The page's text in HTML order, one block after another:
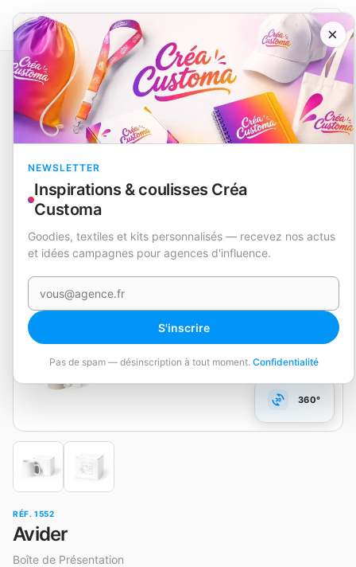
×
NEWSLETTER
Inspirations & coulisses Créa
Customa
Goodies, textiles et kits personnalisés — recevez nos actus
et idées campagnes pour agences d'influence.
Votre e-mail
S'inscrire
Pas de spam — désinscription à tout moment. Confidentialité
Catalogue Packaging & présentation Boîte de Présentation Avider
EN STOCK
360°
RÉF. 1552
Avider
Boîte de Présentation